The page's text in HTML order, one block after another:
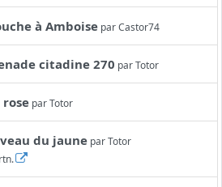
à Amboise parCastor74
citadine 270 parTotor
rose parTotor
du jaune parTotor